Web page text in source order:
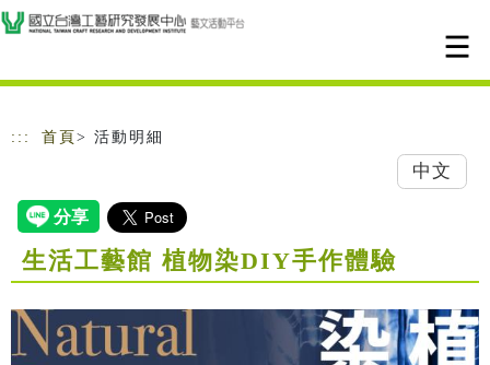
跳到主要內容
網站導覽
::: 首頁 > 活動明細
中文
生活工藝館 植物染DIY手作體驗